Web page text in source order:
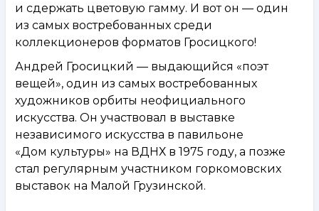
и сдержать цветовую гамму. И вот он — один
из самых востребованных среди
коллекционеров форматов Гросицкого!
Андрей Гросицкий — выдающийся «поэт
вещей», один из самых востребованных
художников орбиты неофициального
искусства. Он участвовал в выставке
независимого искусства в павильоне
«Дом культуры» на ВДНХ в 1975 году, а позже
стал регулярным участником горкомовских
выставок на Малой Грузинской.